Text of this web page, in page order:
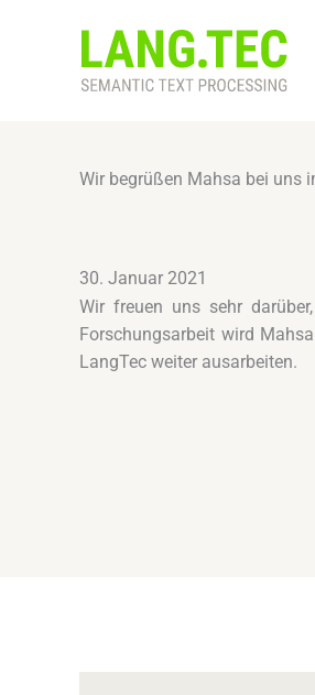
Wir begrüßen Mahsa bei uns
30. Januar 2021
Wir freuen uns sehr
Forschungsarbeit wird
LangTec weiter ausarbeiten.